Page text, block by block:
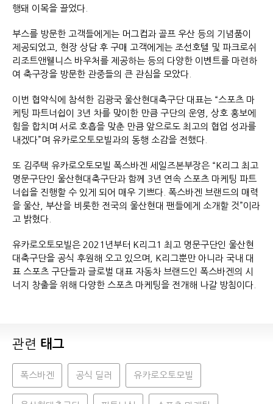
행돼 이목을 끌었다.
부스를 방문한 고객들에게는 머그컵과 골프 우산 등의 기념품이
제공되었고, 현장 상담 후 구매 고객에게는 조선호텔 및 파크로쉬
리조트앤웰니스 바우처를 제공하는 등의 다양한 이벤트를 마련하
여 축구장을 방문한 관중들의 큰 관심을 모았다.
이번 협약식에 참석한 김광국 울산현대축구단 대표는 “스포츠 마
케팅 파트너쉽이 3년 차를 맞이한 만큼 구단의 운영, 상호 홍보에
힘을 합치며 서로 호흡을 맞춘 만큼 앞으로도 최고의 협업 성과를
내겠다”며 유카로오토모빌과의 동행 소감을 전했다.
또 김주택 유카로오토모빌 폭스바겐 세일즈본부장은 “K리그 최고
명문구단인 울산현대축구단과 함께 3년 연속 스포츠 마케팅 파트
너쉽을 진행할 수 있게 되어 매우 기쁘다. 폭스바겐 브랜드의 매력
을 울산, 부산을 비롯한 전국의 울산현대 팬들에게 소개할 것”이라
고 밝혔다.
유카로오토모빌은 2021년부터 K리그1 최고 명문구단인 울산현
대축구단을 공식 후원해 오고 있으며, K리그뿐만 아니라 국내 대
표 스포츠 구단들과 글로벌 대표 자동차 브랜드인 폭스바겐의 시
너지 창출을 위해 다양한 스포츠 마케팅을 전개해 나갈 방침이다.
관련 태그
폭스바겐 공식 딜러 유카로오토모빌